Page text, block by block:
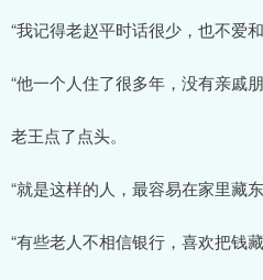
“我记得老赵平时话很少，也不爱
“他一个人住了很多年，没有亲戚
老王点了点头。
“就是这样的人，最容易在家里藏
“有些老人不相信银行，喜欢把钱